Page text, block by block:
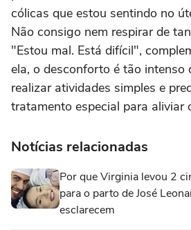
cólicas que estou sentindo no
Não consigo nem respirar de
"Estou mal. Está difícil",
ela, o desconforto é tão intenso
realizar atividades simples e
tratamento especial para aliviar
Notícias relacionadas
Por que Virginia levou 2
para o parto de José
esclarecem